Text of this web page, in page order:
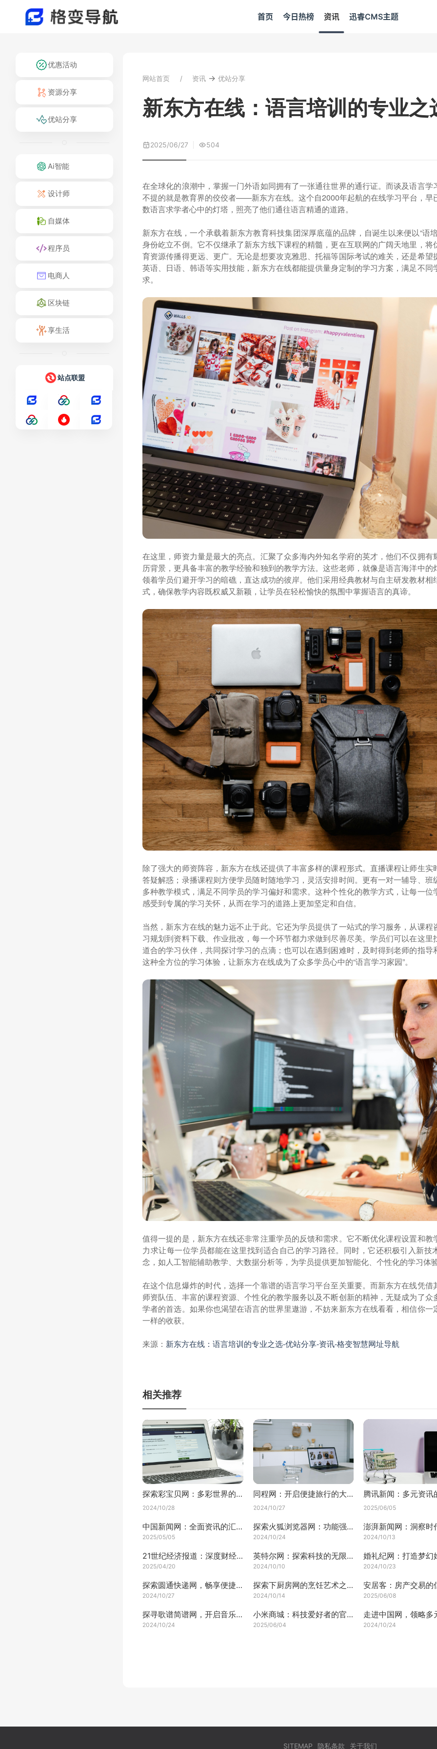
首页 今日热榜 资讯 迅睿CMS主题
优惠活动
资源分享
优站分享
Ai智能
设计师
自媒体
程序员
电商人
区块链
享生活
站点联盟
网站首页 资讯 → 优站分享
新东方在线：语言培训的专业之
2025/06/27 504
在全球化的浪潮中，掌握一门外语如同拥有了一张通往世界的通行证。而谈及语言学
不提的就是教育界的佼佼者——新东方在线。这个自2000年起航的在线学习平台，早
数语言求学者心中的灯塔，照亮了他们通往语言精通的道路。
新东方在线，一个承载着新东方教育科技集团深厚底蕴的品牌，自诞生以来便以“语
身份屹立不倒。它不仅继承了新东方线下课程的精髓，更在互联网的广阔天地里，将
育资源传播得更远、更广。无论是想要攻克雅思、托福等国际考试的难关，还是希望
英语、日语、韩语等实用技能，新东方在线都能提供量身定制的学习方案，满足不同
求。
在这里，师资力量是最大的亮点。汇聚了众多海内外知名学府的英才，他们不仅拥有
历背景，更具备丰富的教学经验和独到的教学方法。这些老师，就像是语言海洋中的
领着学员们避开学习的暗礁，直达成功的彼岸。他们采用经典教材与自主研发教材相
式，确保教学内容既权威又新颖，让学员在轻松愉快的氛围中掌握语言的真谛。
除了强大的师资阵容，新东方在线还提供了丰富多样的课程形式。直播课程让师生实
答疑解惑；录播课程则方便学员随时随地学习，灵活安排时间。更有一对一辅导、班
多种教学模式，满足不同学员的学习偏好和需求。这种个性化的教学方式，让每一位
感受到专属的学习关怀，从而在学习的道路上更加坚定和自信。
当然，新东方在线的魅力远不止于此。它还为学员提供了一站式的学习服务，从课程
习规划到资料下载、作业批改，每一个环节都力求做到尽善尽美。学员们可以在这里
道合的学习伙伴，共同探讨学习的点滴；也可以在遇到困难时，及时得到老师的指导
这种全方位的学习体验，让新东方在线成为了众多学员心中的“语言学习家园”。
值得一提的是，新东方在线还非常注重学员的反馈和需求。它不断优化课程设置和教
力求让每一位学员都能在这里找到适合自己的学习路径。同时，它还积极引入新技
念，如人工智能辅助教学、大数据分析等，为学员提供更加智能化、个性化的学习体
在这个信息爆炸的时代，选择一个靠谱的语言学习平台至关重要。而新东方在线凭借
师资队伍、丰富的课程资源、个性化的教学服务以及不断创新的精神，无疑成为了众
学者的首选。如果你也渴望在语言的世界里遨游，不妨来新东方在线看看，相信你一
一样的收获。
来源： 新东方在线：语言培训的专业之选-优站分享-资讯-格变智慧网址导航
相关推荐
探索彩宝贝网：多彩世界的一扇窗
2024/10/28
同程网：开启便捷旅行的大门
2024/10/27
腾讯新闻：多元资讯
2025/06/05
中国新闻网：全面资讯的汇聚地
2025/05/05
探索火狐浏览器网：功能强大的互联网入口
2024/10/24
澎湃新闻网：洞察时
2024/10/13
21世纪经济报道：深度财经洞察
2025/04/20
英特尔网：探索科技的无限可能
2024/10/10 2024/10/23
探索圆通快递网，畅享便捷物流服务
2024/10/27
探索下厨房网的烹饪艺术之旅
2024/10/14 2025/06/08
探寻歌谱简谱网，开启音乐之旅
2024/10/24
小米商城：科技爱好者的官方购物乐园
2025/06/04
走进中国网，领略多
2024/10/24
SITEMAP 隐私条款 关于我们